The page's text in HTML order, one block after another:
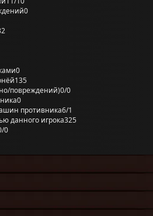
0
0
135
повреждений)0/0
0
противника6/1
данного игрока325
0